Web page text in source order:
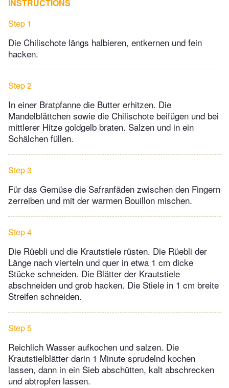
INSTRUCTIONS
Step 1
Die Chilischote längs halbieren, entkernen und fein
hacken.
Step 2
In einer Bratpfanne die Butter erhitzen. Die
Mandelblättchen sowie die Chilischote beifügen und bei
mittlerer Hitze goldgelb braten. Salzen und in ein
Schälchen füllen.
Step 3
Für das Gemüse die Safranfäden zwischen den Fingern
zerreiben und mit der warmen Bouillon mischen.
Step 4
Die Rüebli und die Krautstiele rüsten. Die Rüebli der
Länge nach vierteln und quer in etwa 1 cm dicke
Stücke schneiden. Die Blätter der Krautstiele
abschneiden und grob hacken. Die Stiele in 1 cm breite
Streifen schneiden.
Step 5
Reichlich Wasser aufkochen und salzen. Die
Krautstielblätter darin 1 Minute sprudelnd kochen
lassen, dann in ein Sieb abschütten, kalt abschrecken
und abtropfen lassen.